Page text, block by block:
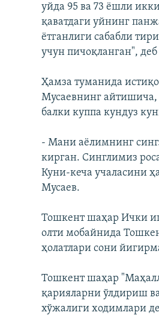
уйда 95 ва 73 ёшли
қаватдаги уйнинг
ётганлиги сабабли
учун пичоқланган", деб
Ҳамза туманида
Мусаевнинг айтишича,
балки куппа кундуз
- Мани аёлимнинг
кирган. Синглимиз
Куни-кеча учаласини
Мусаев.
Тошкент шаҳар Ички
олти мобайнида
ҳолатлари сони
Тошкент шаҳар
қарияларни ўлдириш
хўжалиги ходимлари